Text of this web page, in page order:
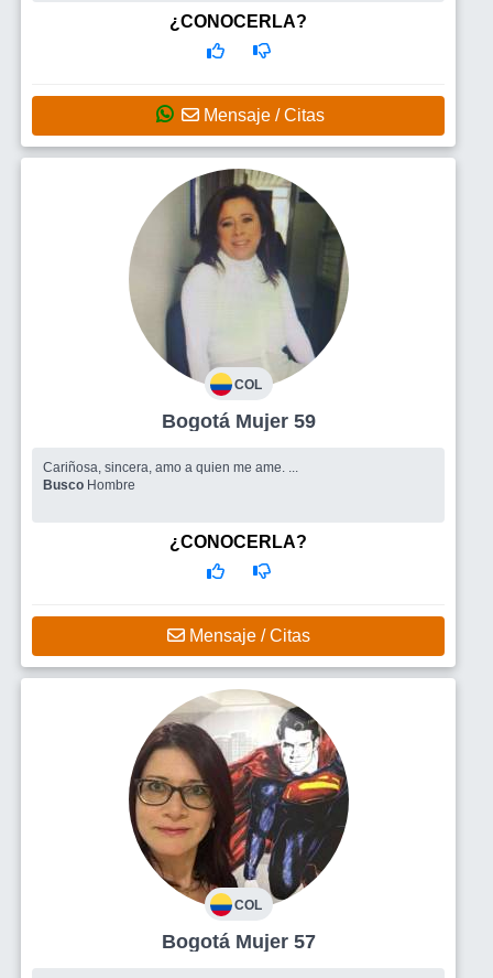
¿CONOCERLA?
Mensaje / Citas
COL
Bogotá Mujer 59
Cariñosa, sincera, amo a quien me ame. ...
Busco Hombre
¿CONOCERLA?
Mensaje / Citas
COL
Bogotá Mujer 57